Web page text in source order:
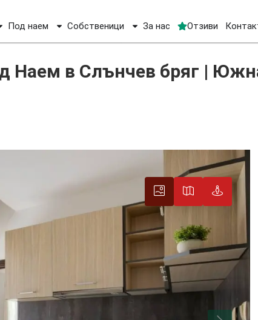
Под наем Собственици За нас Отзиви
Наем в Слънчев бряг |